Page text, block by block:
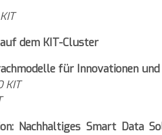
dem KIT-Cluster
für Innovationen
KIT
Nachhaltiges Smart Data